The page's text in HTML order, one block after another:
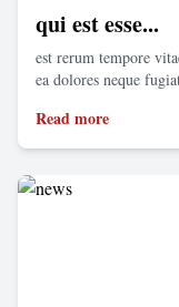
qui est esse...
est rerum tempore
ea dolores neque
Read more